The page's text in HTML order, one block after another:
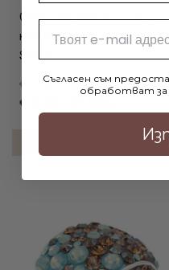
Сребърни обеци сърца с
кристали от Sw® Silver
Shade
€55.90 / 109.33лв.
€49.90 / 97.60лв.
ДОБАВИ В КОЛИЧКАТА
Съгласен съм
обработват за